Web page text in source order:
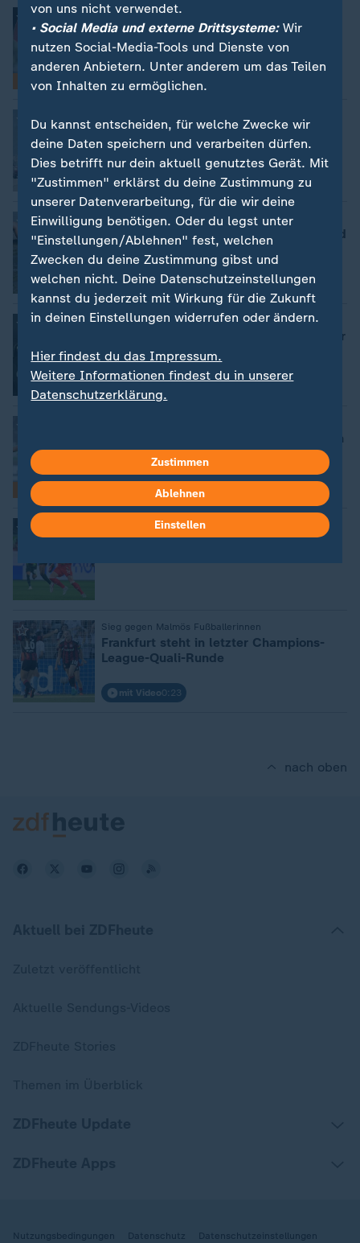
FAQ
Birmingham 2026
Das muss man zur Leichtathletik-EM
2026 wissen
von Johannes Fischer
Waldbrände in Kanada: Notstand in
British Columbia ausgerufen
mit Video 0:22
Wetter
Hitze am Sonntag: Wo es in Deutschland
wieder heiß wird
mit Video1:17
Vor dem ZDF-Sommerinterview
Linken-Chef Pantisano: Bin ein lernender
Parteivorsitzender
von Andreas Kynast
Bilderserie
Wolfsburgs Pejcinovic vor Wechsel nach
Stuttgart
Nur Remis gegen Kaiserslautern
2. Bundesliga: Wolfsburg lässt zum
Sieg gegen Malmös Fußballerinnen
Frankfurt steht in letzter Champions-
League-Quali-Runde
mit Video0:23
nach oben
Nutzungsbedingungen Datenschutz Datenschutzeinstellungen
von uns nicht verwendet.
• Social Media und externe Drittsysteme:Wir
nutzen Social-Media-Tools und Dienste von
anderen Anbietern. Unter anderem um das Teilen
von Inhalten zu ermöglichen.
Du kannst entscheiden, für welche Zwecke wir
deine Daten speichern und verarbeiten dürfen.
Dies betrifft nur dein aktuell genutztes Gerät. Mit
"Zustimmen" erklärst du deine Zustimmung zu
unserer Datenverarbeitung, für die wir deine
Einwilligung benötigen. Oder du legst unter
"Einstellungen/Ablehnen" fest, welchen
Zwecken du deine Zustimmung gibst und
welchen nicht. Deine Datenschutzeinstellungen
kannst du jederzeit mit Wirkung für die Zukunft
in deinen Einstellungen widerrufen oder ändern.
Hier findest du das Impressum.
Weitere Informationen findest du in unserer
Datenschutzerklärung.
Zustimmen
Ablehnen
Einstellen